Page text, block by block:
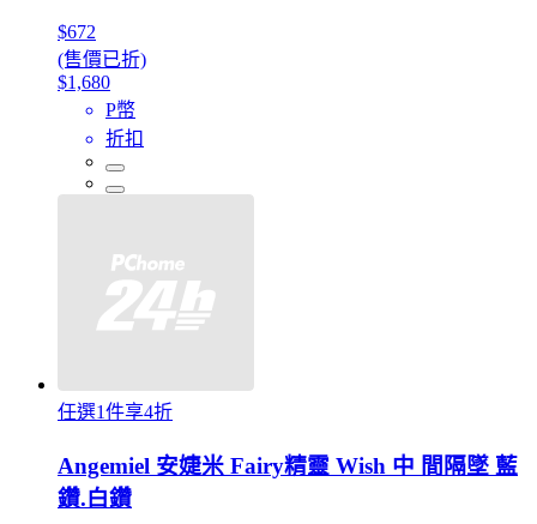
$672
(售價已折)
$1,680
P幣
折扣
任選1件享4折
Angemiel 安婕米 Fairy精靈 Wish 中 間隔墜 藍
鑽.白鑽